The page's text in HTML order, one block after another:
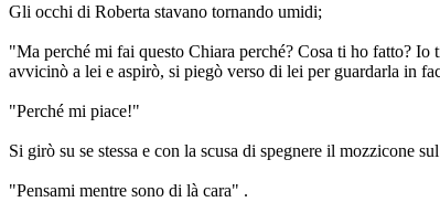
Gli occhi di Roberta stavano tornando umidi;
"Ma perché mi fai questo Chiara perché? Cosa ti ho fatto? Io
avvicinò a lei e aspirò, si piegò verso di lei per guardarla in
"Perché mi piace!"
Si girò su se stessa e con la scusa di spegnere il mozzicone
"Pensami mentre sono di là cara" .